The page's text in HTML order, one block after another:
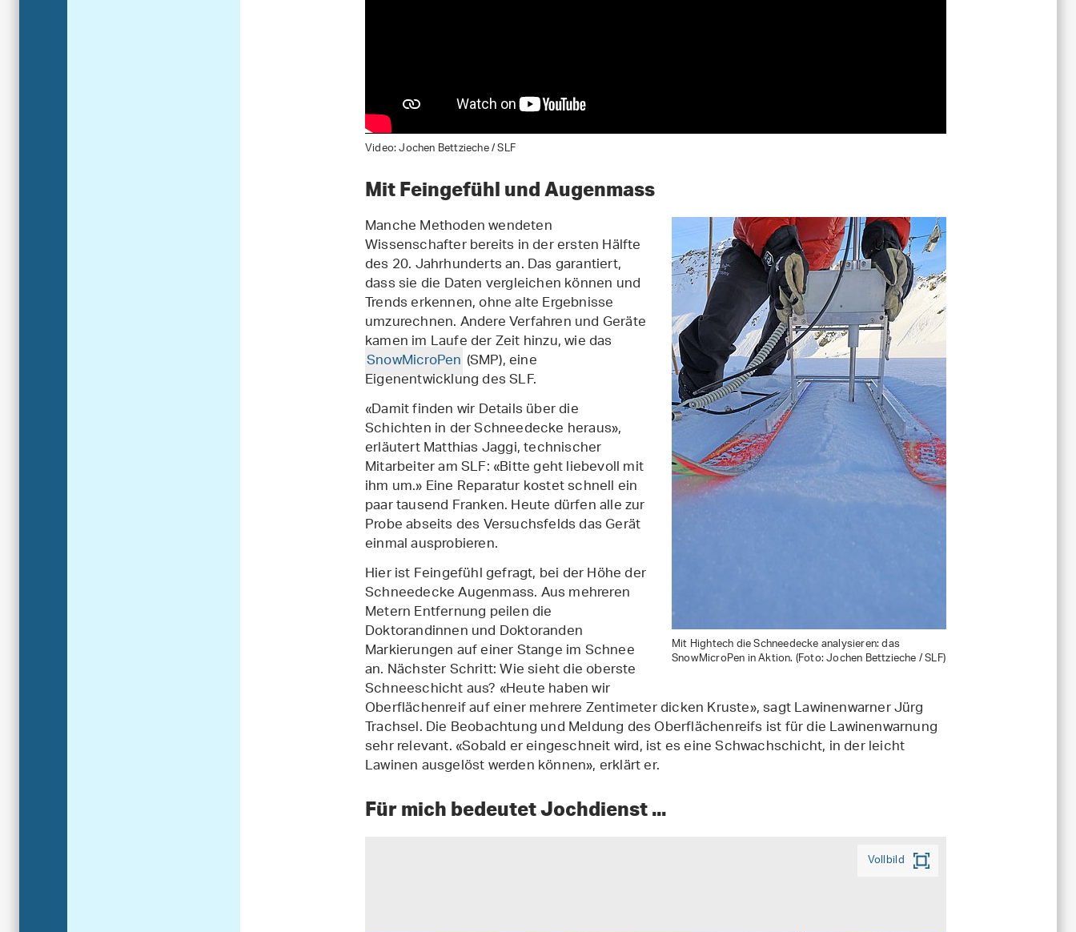
Video: Jochen Bettzieche / SLF
Mit Feingefühl und Augenmass
Mit Hightech die Schneedecke analysieren: das
SnowMicroPen in Aktion. (Foto: Jochen Bettzieche / SLF)
Manche Methoden wendeten
Wissenschafter bereits in der ersten Hälfte
des 20. Jahrhunderts an. Das garantiert,
dass sie die Daten vergleichen können und
Trends erkennen, ohne alte Ergebnisse
umzurechnen. Andere Verfahren und Geräte
kamen im Laufe der Zeit hinzu, wie das
SnowMicroPen (SMP), eine
Eigenentwicklung des SLF.
«Damit finden wir Details über die
Schichten in der Schneedecke heraus»,
erläutert Matthias Jaggi, technischer
Mitarbeiter am SLF: «Bitte geht liebevoll mit
ihm um.» Eine Reparatur kostet schnell ein
paar tausend Franken. Heute dürfen alle zur
Probe abseits des Versuchsfelds das Gerät
einmal ausprobieren.
Hier ist Feingefühl gefragt, bei der Höhe der
Schneedecke Augenmass. Aus mehreren
Metern Entfernung peilen die
Doktorandinnen und Doktoranden
Markierungen auf einer Stange im Schnee
an. Nächster Schritt: Wie sieht die oberste
Schneeschicht aus? «Heute haben wir
Oberflächenreif auf einer mehrere Zentimeter dicken Kruste», sagt Lawinenwarner Jürg
Trachsel. Die Beobachtung und Meldung des Oberflächenreifs ist für die Lawinenwarnung
sehr relevant. «Sobald er eingeschneit wird, ist es eine Schwachschicht, in der leicht
Lawinen ausgelöst werden können», erklärt er.
Für mich bedeutet Jochdienst ...
Vollbild